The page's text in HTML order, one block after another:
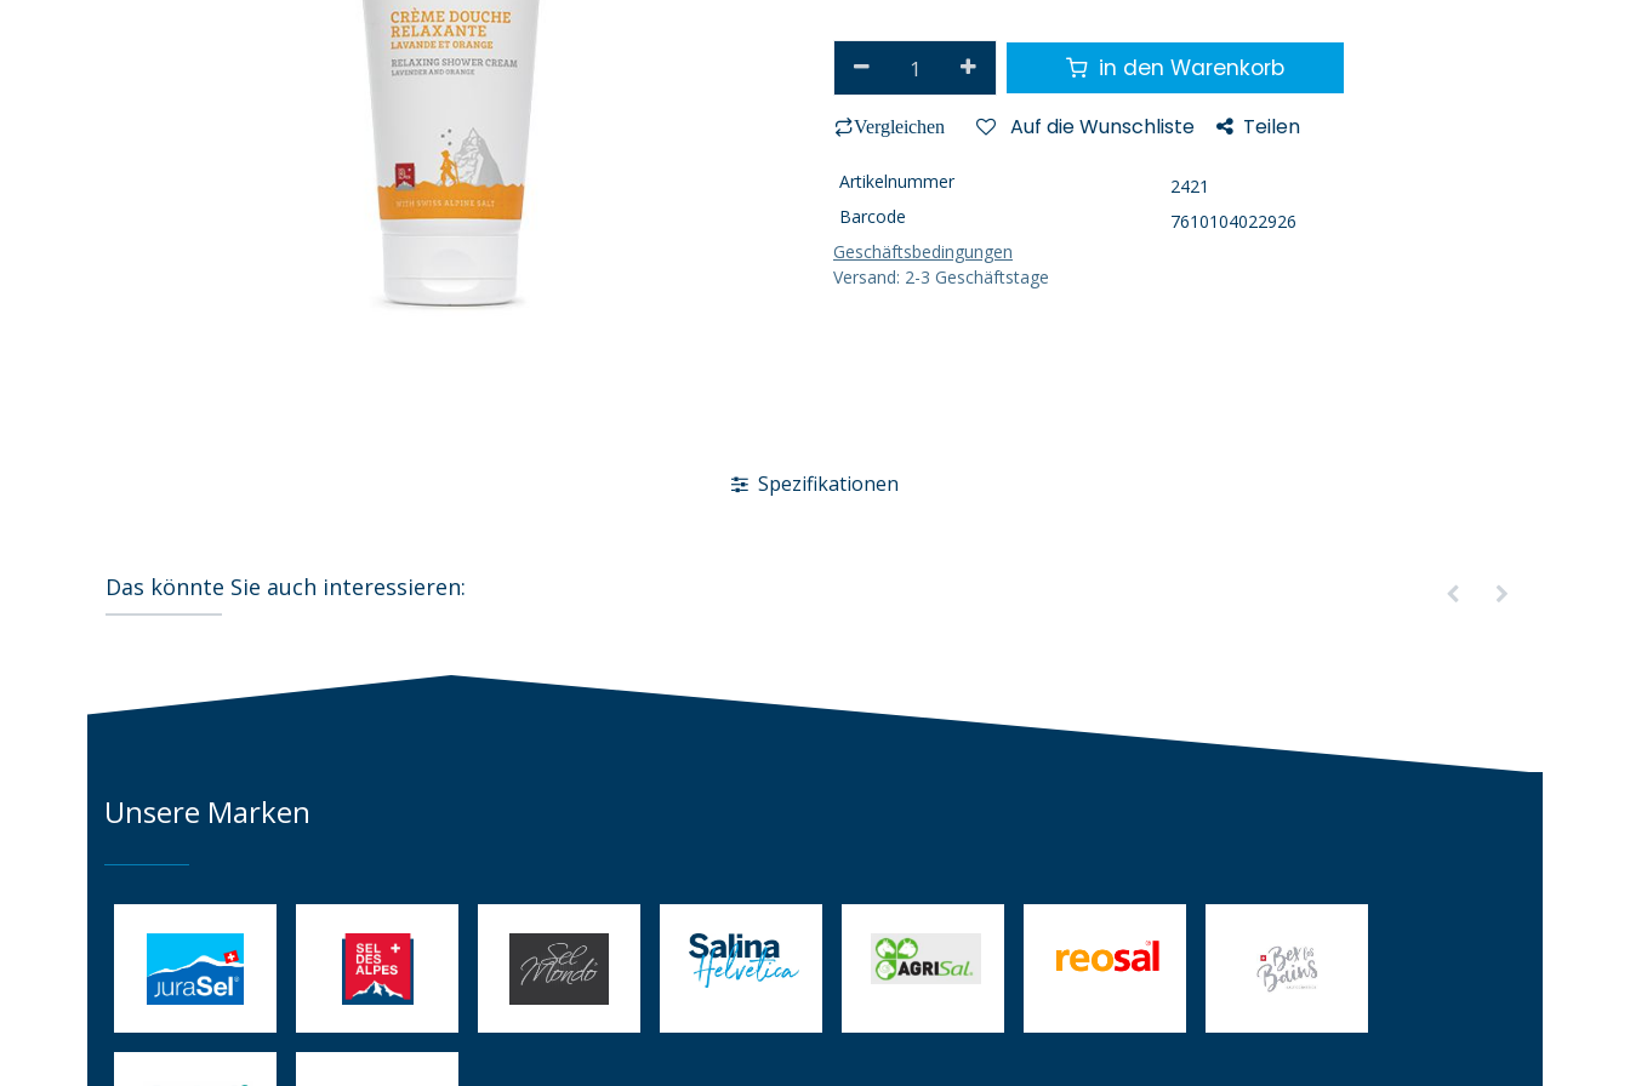
in den Warenkorb
Vergleichen Auf die Wunschliste Teilen
Artikelnummer
2421
Barcode
7610104022926
Geschäftsbedingungen
Versand: 2-3 Geschäftstage
Spezifikationen
Das könnte Sie auch interessieren:
Unsere Marken